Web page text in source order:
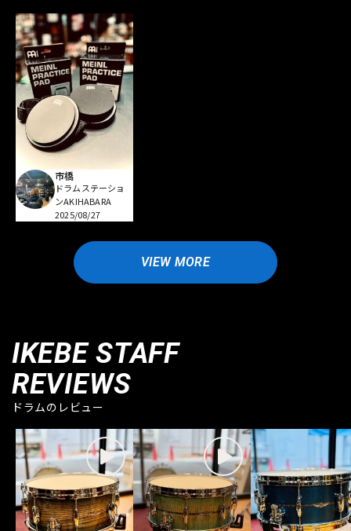
市橋
ドラムステーショ
ンAKIHABARA
2025/08/27
VIEW MORE
IKEBE STAFF
REVIEWS
ドラムのレビュー